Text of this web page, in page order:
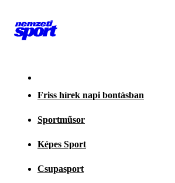
Friss hírek napi bontásban
Sportműsor
Képes Sport
Csupasport